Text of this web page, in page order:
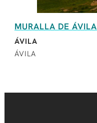
MURALLA DE ÁVILA
ÁVILA
ÁVILA